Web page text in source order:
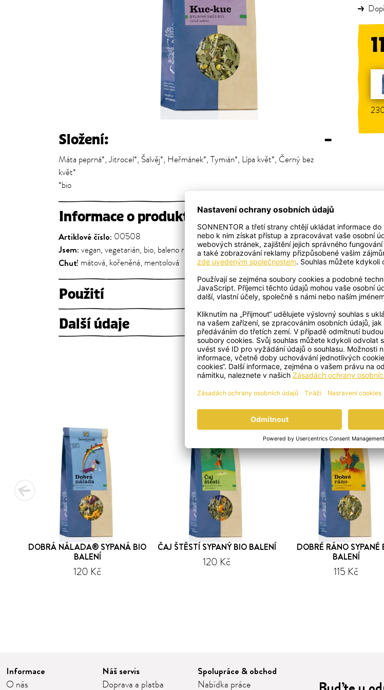
Složení: –
Máta peprná*, Jitrocel*, Šalvěj*, Heřmánek*, Tymián*, Lípa květ*, Černý bez
květ*
*bio
Informace o produktu –
Artiklové číslo: 00508
Jsem: vegan, vegetarián, bio, baleno ručně, kompostovatelná fólie, CZ-BIO-002
Chuť: mátová, kořeněná, mentolová
Použití
+
Další údaje
+
OBJEVTE DALŠÍ
DOBRÁ NÁLADA® SYPANÁ BIO
BALENÍ
120 Kč
ČAJ ŠTĚSTÍ SYPANÝ BIO BALENÍ
120 Kč
DOBRÉ RÁNO SYPANÉ
BALENÍ
115 Kč
Informace
O nás
Náš servis
Doprava a platba
Spolupráce & obchod
Nabídka práce